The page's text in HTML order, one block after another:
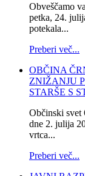
Obveščamo
petka, 24.
potekala...
Preberi več...
OBČINA
ZNIŽANJU
STARŠE S
Občinski svet
dne 2. julija
vrtca...
Preberi več...